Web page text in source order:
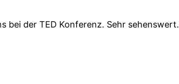
bei der TED Konferenz. Sehr sehenswert.